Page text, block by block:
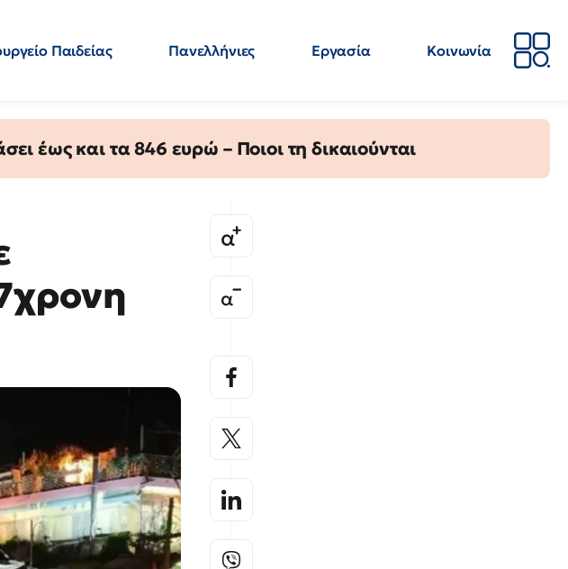
Παιδείας Πανελλήνιες Εργασία
Κοινωνία
έως και τα 846 ευρώ – Ποιοι τη δικαιούνται